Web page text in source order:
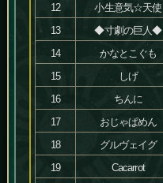
12
小生意気☆天使
13
◆寸劇の巨人◆
14
かなとこぐも
15
しげ
16
ちんに
17
おじゃぱめん
18
グルヴェイグ
19
Cacarrot